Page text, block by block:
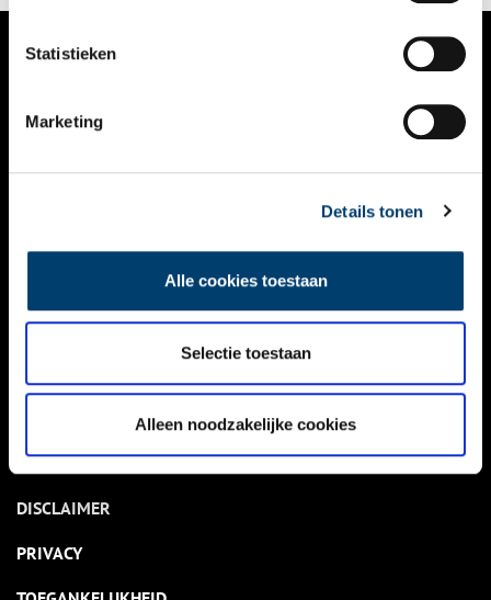
Statistieken
Marketing
Details tonen
Alle cookies toestaan
Selectie toestaan
Alleen noodzakelijke cookies
NIEUWS
KALENDER
ACTIVITEITEN
NIEUWSBRIEF
DISCLAIMER
PRIVACY